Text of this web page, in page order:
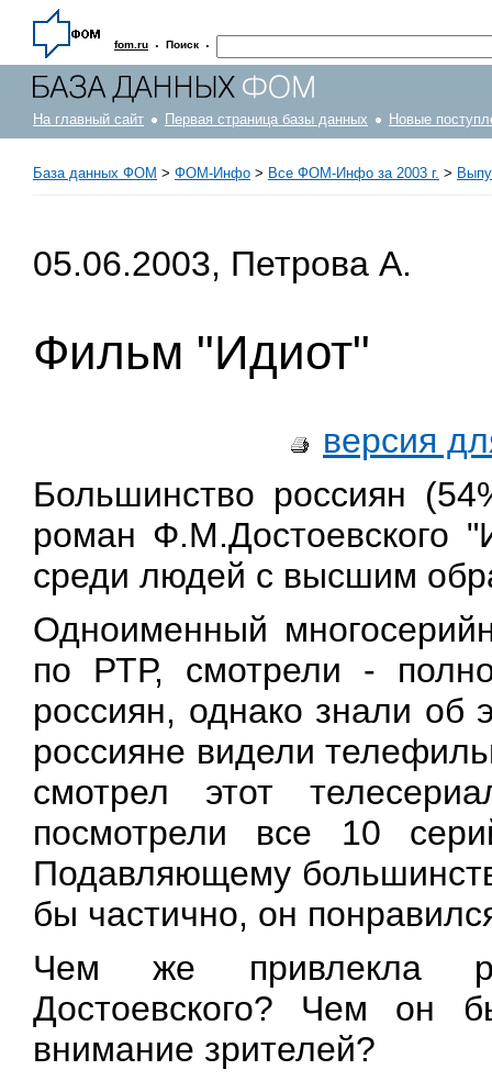
fom.ru · Поиск ·
На главный сайт Первая страница базы данных Новые
База данных ФОМ > ФOM-Инфо > Все ФОМ-Инфо за 2003 г. >
05.06.2003, Петрова А.
Фильм "Идиот"
версия
Большинство россиян
роман Ф.М.Достоевского
среди людей с высшим
Одноименный
по РТР, смотрели -
россиян, однако знали об
россияне видели
смотрел этот
посмотрели все 10
Подавляющему
бы частично, он
Чем же привлекла
Достоевского? Чем он
внимание зрителей?